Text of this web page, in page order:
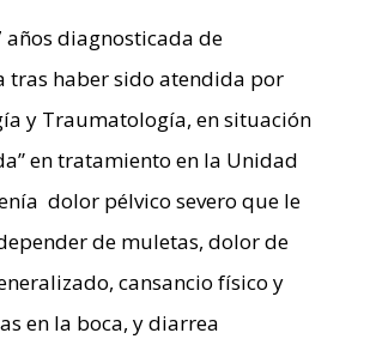
años diagnosticada de
haber sido atendida por
y Traumatología, en situación
en tratamiento en la Unidad
dolor pélvico severo que le
de muletas, dolor de
cansancio físico y
en la boca, y diarrea